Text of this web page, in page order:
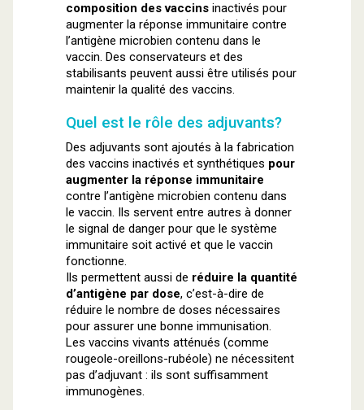
composition des vaccins inactivés pour
augmenter la réponse immunitaire contre
l’antigène microbien contenu dans le
vaccin. Des conservateurs et des
stabilisants peuvent aussi être utilisés pour
maintenir la qualité des vaccins.
Quel est le rôle des adjuvants?
Des adjuvants sont ajoutés à la fabrication
des vaccins inactivés et synthétiques pour
augmenter la réponse immunitaire
contre l’antigène microbien contenu dans
le vaccin. Ils servent entre autres à donner
le signal de danger pour que le système
immunitaire soit activé et que le vaccin
fonctionne.
Ils permettent aussi de réduire la quantité
d’antigène par dose, c’est-à-dire de
réduire le nombre de doses nécessaires
pour assurer une bonne immunisation.
Les vaccins vivants atténués (comme
rougeole-oreillons-rubéole) ne nécessitent
pas d’adjuvant : ils sont suffisamment
immunogènes.